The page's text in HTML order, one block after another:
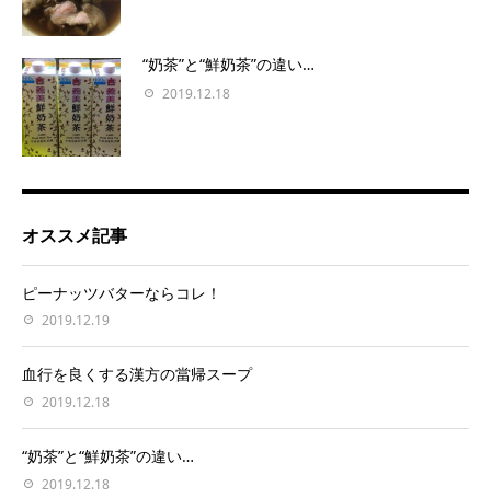
“奶茶”と“鮮奶茶”の違い…
2019.12.18
オススメ記事
ピーナッツバターならコレ！
2019.12.19
血行を良くする漢方の當帰スープ
2019.12.18
“奶茶”と“鮮奶茶”の違い…
2019.12.18